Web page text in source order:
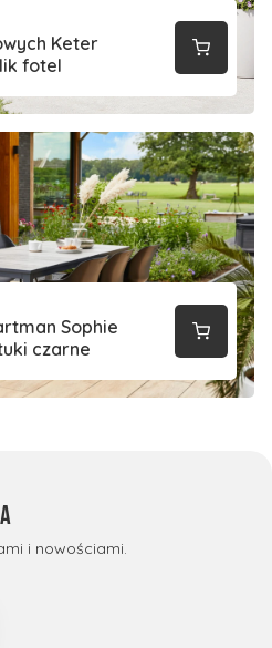
Keter
fotel
Sophie
czarne
i nowościami.